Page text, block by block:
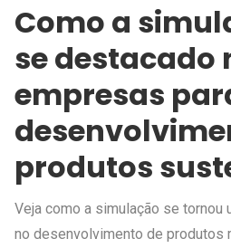
Como a
se destacado
empresas
produtos
Veja como a simulação se tornou
no desenvolvimento de produtos